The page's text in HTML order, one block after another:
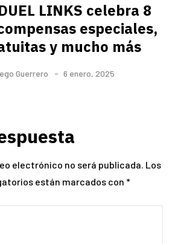
LINKS celebra 8
especiales,
y mucho más
Guerrero 6 enero, 2025
electrónico no será publicada. Los
están marcados con *